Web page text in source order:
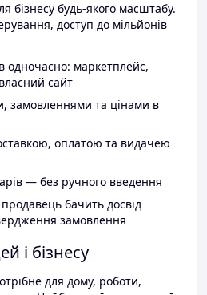
бізнесу будь-якого масштабу.
доступ до мільйонів
одночасно: маркетплейс,
сайт
замовленнями та цінами в
оплатою та видачею
— без ручного введення
бачить досвід
замовлення
і бізнесу
для дому, роботи,